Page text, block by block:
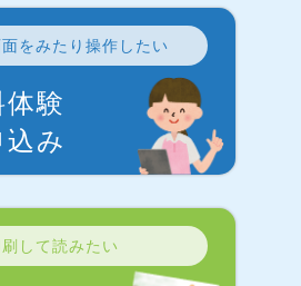
をみたり操作したい
験
み
刷して読みたい